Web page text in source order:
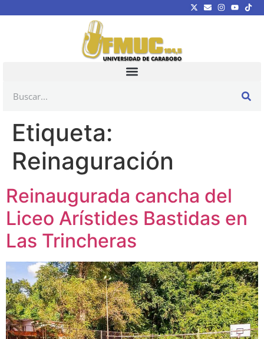
Etiqueta:
Reinaguración
Reinaugurada cancha del
Liceo Arístides Bastidas en
Las Trincheras